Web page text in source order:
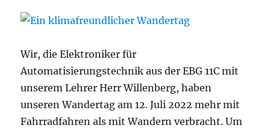
Wir, die Elektroniker für
Automatisierungstechnik aus der EBG 11C mit
unserem Lehrer Herr Willenberg, haben
unseren Wandertag am 12. Juli 2022 mehr mit
Fahrradfahren als mit Wandern verbracht. Um